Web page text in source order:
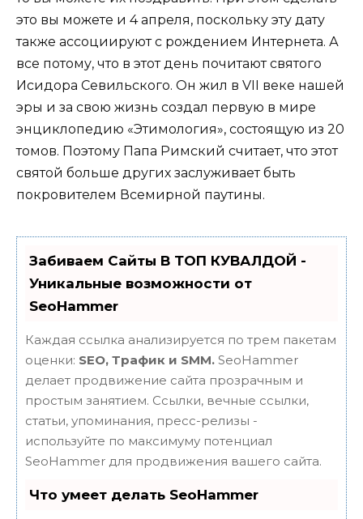
это вы можете и 4 апреля, поскольку эту дату
также ассоциируют с рождением Интернета. А
все потому, что в этот день почитают святого
Исидора Севильского. Он жил в VII веке нашей
эры и за свою жизнь создал первую в мире
энциклопедию «Этимология», состоящую из 20
томов. Поэтому Папа Римский считает, что этот
святой больше других заслуживает быть
покровителем Всемирной паутины.
Забиваем Сайты В ТОП КУВАЛДОЙ -
Уникальные возможности от
SeoHammer
Каждая ссылка анализируется по трем пакетам
оценки: SEO, Трафик и SMM. SeoHammer
делает продвижение сайта прозрачным и
простым занятием. Ссылки, вечные ссылки,
статьи, упоминания, пресс-релизы -
используйте по максимуму потенциал
SeoHammer для продвижения вашего сайта.
Что умеет делать SeoHammer